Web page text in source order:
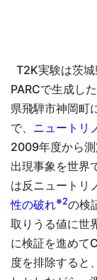
T2K実験は茨
PARCで生成し
県飛騨市神岡町
で、 ニュートリ
2009年度から
出現事象を世界
は反ニュートリ
性の破れ※2の検
取りうる値に世
に検証を進めて
度を排除すると